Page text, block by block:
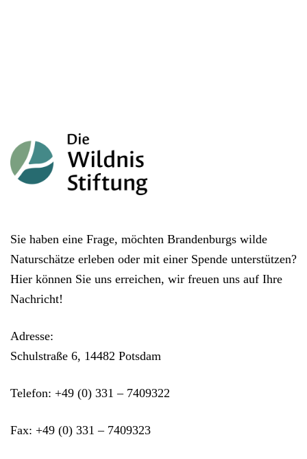
Sie haben eine Frage, möchten Brandenburgs wilde
Naturschätze erleben oder mit einer Spende unterstützen?
Hier können Sie uns erreichen, wir freuen uns auf Ihre
Nachricht!
Adresse:
Schulstraße 6, 14482 Potsdam
Telefon: +49 (0) 331 – 7409322
Fax: +49 (0) 331 – 7409323